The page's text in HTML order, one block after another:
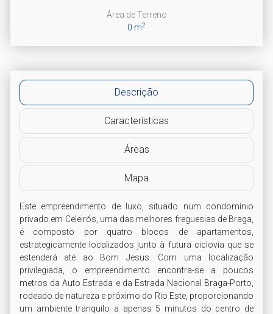
Área de Terreno
0 m2
Descrição
Características
Áreas
Mapa
Este empreendimento de luxo, situado num condomínio
privado em Celeirós, uma das melhores freguesias de Braga,
é composto por quatro blocos de apartamentos,
estrategicamente localizados junto à futura ciclovia que se
estenderá até ao Bom Jesus. Com uma localização
privilegiada, o empreendimento encontra-se a poucos
metros da Auto Estrada e da Estrada Nacional Braga-Porto,
rodeado de natureza e próximo do Rio Este, proporcionando
um ambiente tranquilo a apenas 5 minutos do centro de